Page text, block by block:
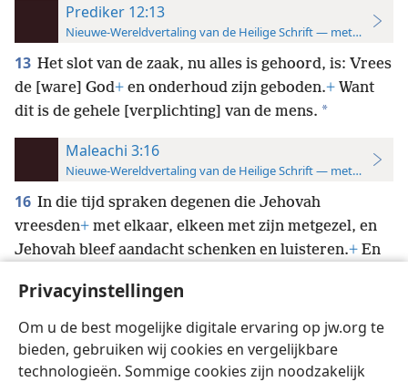
Privacyinstellingen
Om u de best mogelijke digitale ervaring op jw.org te
bieden, gebruiken wij cookies en vergelijkbare
technologieën. Sommige cookies zijn noodzakelijk
Prediker 12:13
Nieuwe-Wereldvertaling van de Heilige Schrift — met
13 Het slot van de zaak, nu alles is gehoord, is: Vrees
de [ware] God+ en onderhoud zijn geboden.+ Want
dit is de gehele [verplichting] van de mens. *
Maleachi 3:16
Nieuwe-Wereldvertaling van de Heilige Schrift — met
16 In die tijd spraken degenen die Jehovah
vreesden+ met elkaar, elkeen met zijn metgezel, en
Jehovah bleef aandacht schenken en luisteren.+ En
aangezicht geschreven+
vrezen en voor degenen die aan zijn naam denken.+